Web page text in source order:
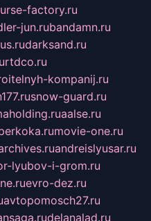
factory.ru
jun.rubandamn.ru
darksand.ru
rtdco.ru
kompanij.ru
snow-guard.ru
aalse.ru
movie-one.ru
andreislyusar.ru
lyubov-i-grom.ru
evro-dez.ru
avtopomosch27.ru
delanalad.ru